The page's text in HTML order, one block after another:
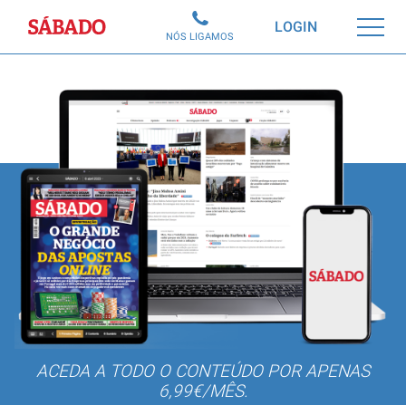
Sábado LOGIN
NÓS LIGAMOS
ACEDA A TODO O CONTEÚDO POR APENAS
6,99€/MÊS.